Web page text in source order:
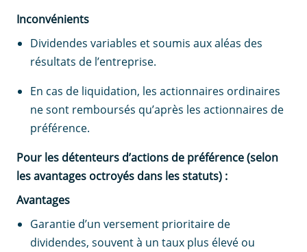
Inconvénients
Dividendes variables et soumis aux aléas des
résultats de l’entreprise.
En cas de liquidation, les actionnaires ordinaires
ne sont remboursés qu’après les actionnaires de
préférence.
Pour les détenteurs d’actions de préférence (selon
les avantages octroyés dans les statuts) :
Avantages
Garantie d’un versement prioritaire de
dividendes, souvent à un taux plus élevé ou